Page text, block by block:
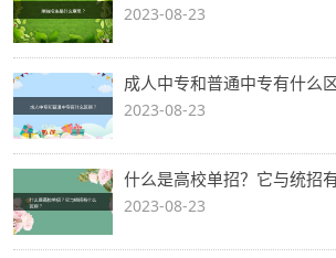
2023-08-23
成人中专和普通中专有什么区
2023-08-23
什么是高校单招？它与统招
2023-08-23